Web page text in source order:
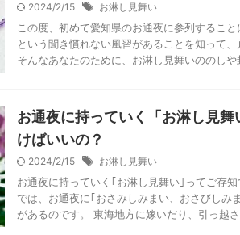
2024/2/15 お淋し見舞い
この度、初めて愛知県のお通夜に参列するこ
という聞き慣れない風習があることを知って
そんなあなたのために、お淋し見舞いののし
お通夜に持っていく「お淋し見
けばいいの？
2024/2/15 お淋し見舞い
お通夜に持っていく｢お淋し見舞い｣ってご存
では、お通夜に｢おさみしみまい、おさびしみ
があるのです。 東海地方に嫁いだり、引っ越